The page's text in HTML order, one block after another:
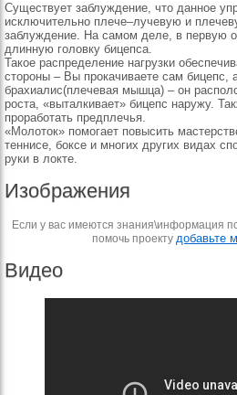
Существует заблуждение, что данное
исключительно плече–лучевую и
заблуждение. На самом деле, в первую
длинную головку бицепса.
Такое распределение нагрузки
стороны – Вы прокачиваете сам бицепс,
брахиалис(плечевая мышца) – он
роста, «выталкивает» бицепс наружу.
проработать предплечья.
«Молоток» помогает повысить
теннисе, боксе и многих других видах
руки в локте.
Изображения
Если у вас имеются знания\информация
помочь проекту добавьте
Видео